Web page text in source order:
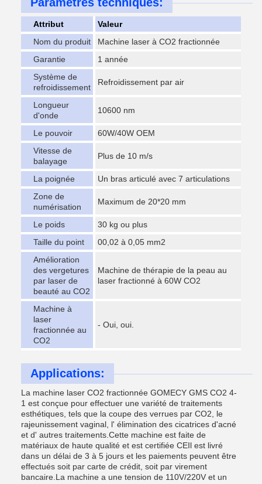
Attribut
Valeur
Nom du produit
Machine laser à CO2 fractionnée
Garantie
1 année
Système de
refroidissement
Refroidissement par air
Longueur
d'onde
10600 nm
Le pouvoir
60W/40W OEM
Vitesse de
balayage
Plus de 10 m/s
La poignée
Un bras articulé avec 7 articulations
Zone de
numérisation
Maximum de 20*20 mm
Le poids
30 kg ou plus
Taille du point
00,02 à 0,05 mm2
Amélioration
des vergetures
par laser de
beauté au CO2
Machine de thérapie de la peau au
laser fractionné à 60W CO2
Machine à
laser
fractionnée au
CO2
- Oui, oui.
Applications:
La machine laser CO2 fractionnée GOMECY GMS CO2 4-
1 est conçue pour effectuer une variété de traitements
esthétiques, tels que la coupe des verrues par CO2, le
rajeunissement vaginal, l' élimination des cicatrices d'acné
et d' autres traitements.Cette machine est faite de
matériaux de haute qualité et est certifiée CEIl est livré
dans un délai de 3 à 5 jours et les paiements peuvent être
effectués soit par carte de crédit, soit par virement
bancaire.La machine a une tension de 110V/220V et un